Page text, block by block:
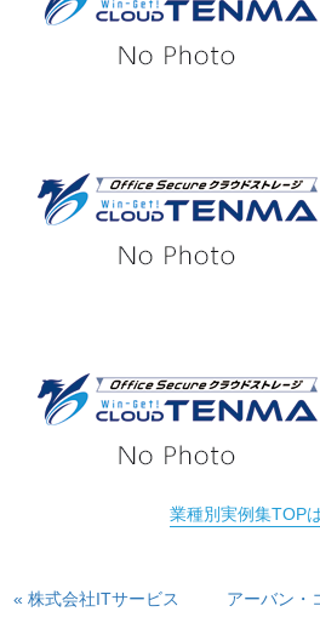
業種別実例集TOP
« 株式会社ITサービス アーバン・